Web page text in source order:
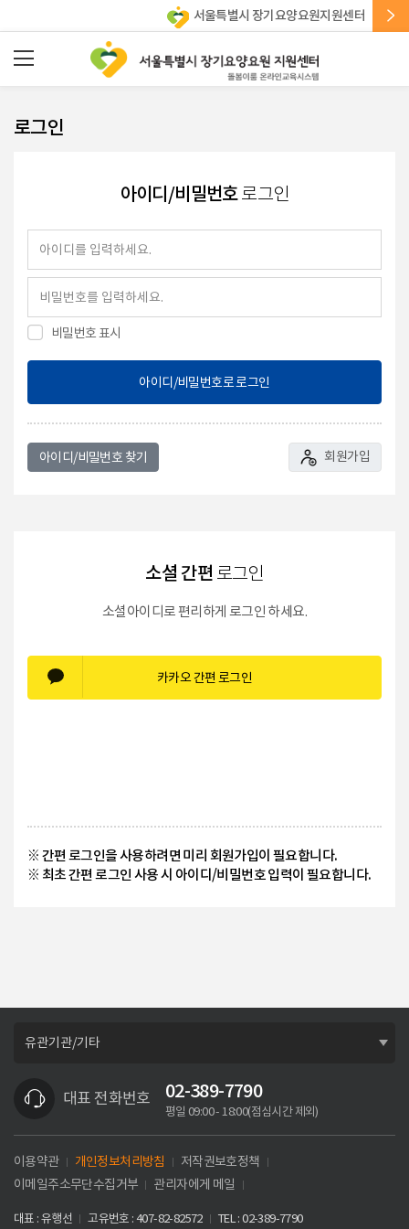
서울특별시 장기요양요원지원센터
로그인
아이디/비밀번호로그인
비밀번호 표시
아이디/비밀번호로 로그인
아이디/비밀번호 찾기 회원가입
소셜 간편 로그인
소셜아이디로 편리하게 로그인 하세요.
카카오 간편 로그인
※ 간편 로그인을 사용하려면 미리 회원가입이 필요합니다.
※ 최초 간편 로그인 사용 시 아이디/비밀번호 입력이 필요합니다.
대표 전화번호 02-389-7790
평일 09:00 - 18:00(점심시간 제외)
이용약관 개인정보처리방침
저작권보호정책
이메일주소무단수집거부
관리자에게 메일
대표 :유행선 고유번호 :407-82-82572 TEL :02-389-7790